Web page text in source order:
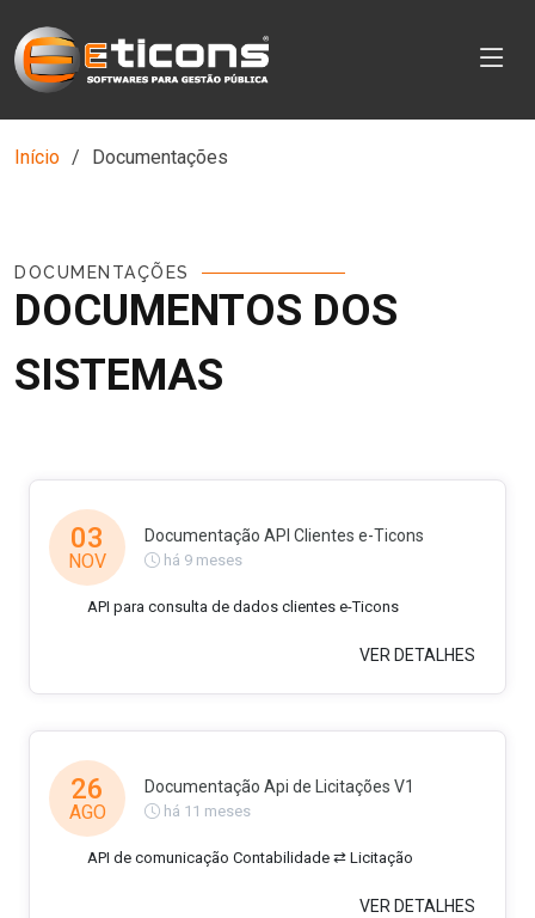
Início Documentações
DOCUMENTAÇÕES
DOCUMENTOS DOS
SISTEMAS
03
NOV
Documentação API Clientes e-Ticons
há 9 meses
API para consulta de dados clientes e-Ticons
VER DETALHES
26
AGO
Documentação Api de Licitações V1
há 11 meses
API de comunicação Contabilidade ⇄ Licitação
VER DETALHES